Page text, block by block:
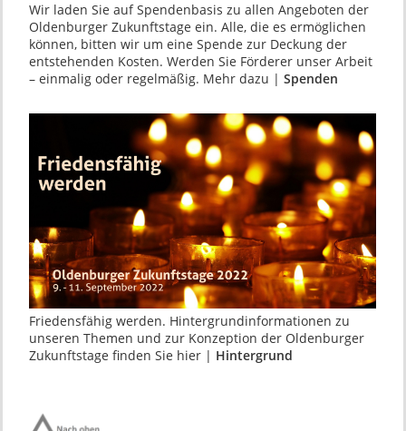
Wir laden Sie auf Spendenbasis zu allen Angeboten der
Oldenburger Zukunftstage ein. Alle, die es ermöglichen
können, bitten wir um eine Spende zur Deckung der
entstehenden Kosten. Werden Sie Förderer unser Arbeit
– einmalig oder regelmäßig. Mehr dazu | Spenden
Friedensfähig werden. Hintergrundinformationen zu
unseren Themen und zur Konzeption der Oldenburger
Zukunftstage finden Sie hier | Hintergrund